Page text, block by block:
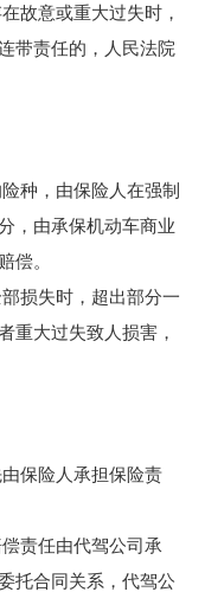
故意或重大过失时，
带责任的，人民法院
种，由保险人在强制
，由承保机动车商业
偿。
损失时，超出部分一
重大过失致人损害，
保险人承担保险责
责任由代驾公司承
托合同关系，代驾公